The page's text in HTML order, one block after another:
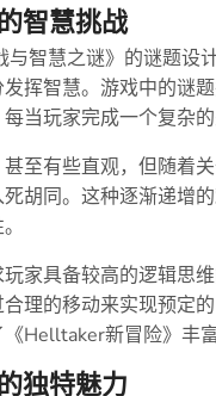
智慧挑战
与智慧之谜》的谜题设
挥智慧。游戏中的谜
当玩家完成一个复杂
至有些直观，但随着
胡同。这种逐渐递增
家具备较高的逻辑思
理的移动来实现预定
Helltaker新冒险》丰富
独特魅力